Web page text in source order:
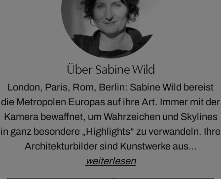
Über Sabine Wild
London, Paris, Rom, Berlin: Sabine Wild bereist
die Metropolen Europas auf ihre Art. Immer mit der
Kamera bewaffnet, um Wahrzeichen und Skylines
in ganz besondere „Highlights“ zu verwandeln. Ihre
Architekturbilder sind Kunstwerke aus…
weiterlesen